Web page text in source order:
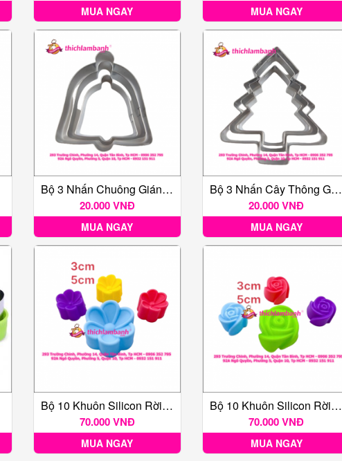
MUA NGAY MUA NGAY
Bộ 3 Nhấn Chuông Giáng Sinh
20.000 VNĐ
MUA NGAY
Bộ 3 Nhấn Cây Thông Giáng Sinh
20.000 VNĐ
MUA NGAY
Bộ 10 Khuôn Silicon Rời Hoa Sứ 3-5cm
70.000 VNĐ
MUA NGAY
Bộ 10 Khuôn Silicon Rời Hoa Hồng 3-5cm
70.000 VNĐ
MUA NGAY